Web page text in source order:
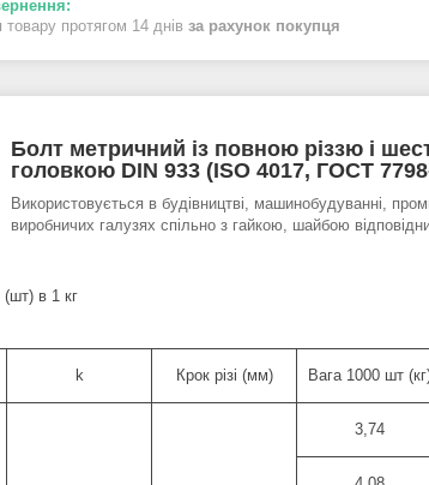
товару протягом 14 днів за рахунок покупця
Болт метричний із повною різзю і
головкою DIN 933 (ISO 4017, ГОСТ
Використовується в будівництві, машинобудуванні,
виробничих галузях спільно з гайкою, шайбою
(шт) в 1 кг
k Крок різі (мм) Вага 1000 шт
3,74